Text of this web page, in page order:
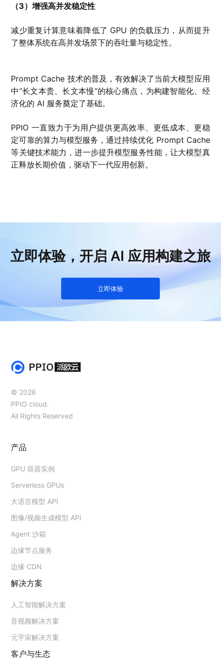
（3）增强高并发稳定性
减少重复计算意味着降低了 GPU 的负载压力，从而提升
了整体系统在高并发场景下的吞吐量与稳定性。
Prompt Cache 技术的普及，有效解决了当前大模型应用
中“长文本贵、长文本慢”的核心痛点，为构建智能化、经
济化的 AI 服务奠定了基础。
PPIO 一直致力于为用户提供更高效率、更低成本、更稳
定可靠的算力与模型服务，通过持续优化 Prompt Cache
等关键技术能力，进一步提升模型服务性能，让大模型真
正释放长期价值，驱动下一代应用创新。
立即体验，开启 AI 应用构建之旅
立即体验
© 2026
PPIO cloud.
All Rights Reserved
产品
GPU 容器实例
Serverless GPUs
大语言模型 API
图像/视频生成模型 API
Agent 沙箱
边缘节点服务
边缘 CDN
解决方案
人工智能解决方案
音视频解决方案
元宇宙解决方案
客户与生态